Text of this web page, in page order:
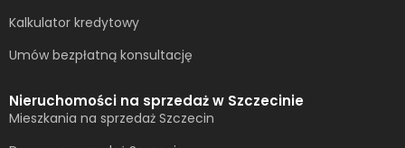
Kalkulator kredytowy
Umów bezpłatną konsultację​
Nieruchomości na sprzedaż w Szczecinie
Mieszkania na sprzedaż Szczecin